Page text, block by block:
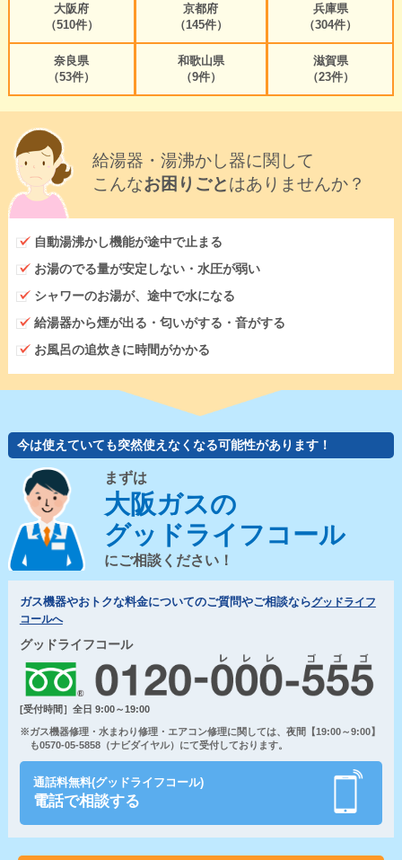
大阪府
（510件）
京都府
（145件）
兵庫県
（304件）
奈良県
（53件）
和歌山県
（9件）
滋賀県
（23件）
給湯器・湯沸かし器に関して
こんなお困りごとはありませんか？
自動湯沸かし機能が途中で止まる
お湯のでる量が安定しない・水圧が弱い
シャワーのお湯が、途中で水になる
給湯器から煙が出る・匂いがする・音がする
お風呂の追炊きに時間がかかる
今は使えていても突然使えなくなる可能性があります！
まずは
大阪ガスの
グッドライフコール
にご相談ください！
ガス機器やおトクな料金についてのご質問やご相談ならグッドライフ
コールへ
グッドライフコール
[受付時間］全日 9:00～19:00
※ガス機器修理・水まわり修理・エアコン修理に関しては、夜間【19:00～9:00】
も0570-05-5858（ナビダイヤル）にて受付しております。
通話料無料(グッドライフコール)
電話で相談する